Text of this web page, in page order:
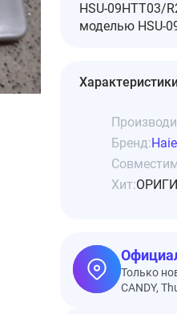
HSU-09HTT03/
моделью HSU-
Бренд:
Хит:
Только
CANDY,